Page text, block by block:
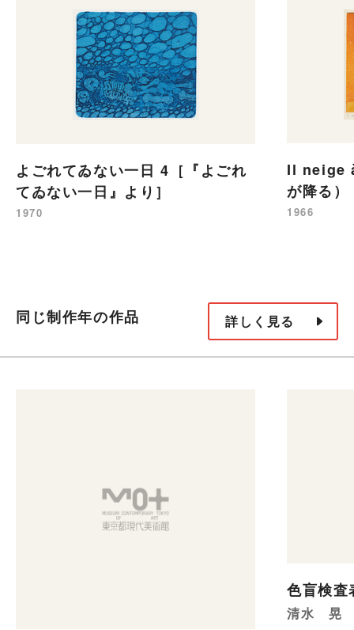
よごれてゐない一日 4［『よごれ
てゐない一日』より］
1970
Il neige
が降る）
1966
同じ制作年の作品 詳しく見る
色盲検
清水 晃